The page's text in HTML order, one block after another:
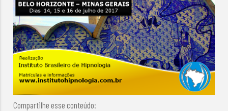
Compartilhe esse conteúdo: